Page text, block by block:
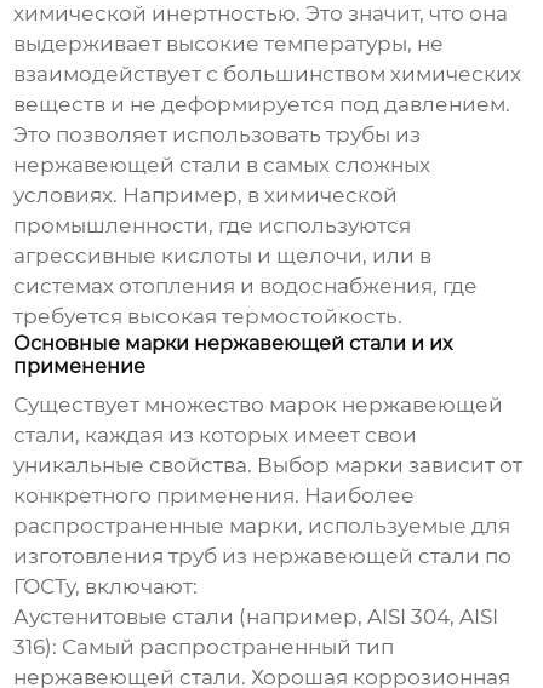
химической инертностью. Это значит, что она
выдерживает высокие температуры, не
взаимодействует с большинством химических
веществ и не деформируется под давлением.
Это позволяет использоватьтрубы из
нержавеющей стали в самых сложных
условиях. Например, в химической
промышленности, где используются
агрессивные кислоты и щелочи, или в
системах отопления и водоснабжения, где
требуется высокая термостойкость.
Основные марки нержавеющей стали и их
применение
Существует множество марок нержавеющей
стали, каждая из которых имеет свои
уникальные свойства. Выбор марки зависит от
конкретного применения. Наиболее
распространенные марки, используемые для
изготовлениятруб из нержавеющей стали по
ГОСТу, включают:
Аустенитовые стали (например, AISI 304, AISI
316): Самый распространенный тип
нержавеющей стали. Хорошая коррозионная